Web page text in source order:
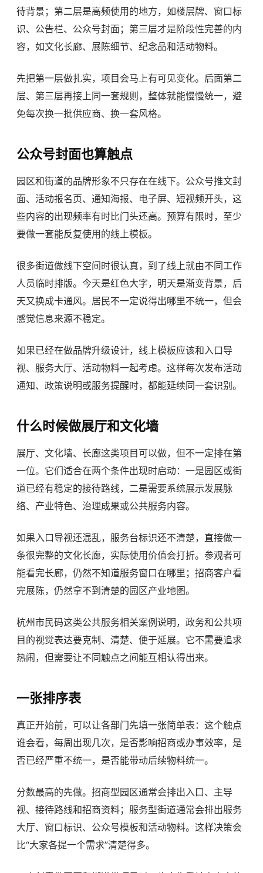
待背景；第二层是高频使用的地方，如楼层牌、窗口标
识、公告栏、公众号封面；第三层才是阶段性完善的内
容，如文化长廊、展陈细节、纪念品和活动物料。
先把第一层做扎实，项目会马上有可见变化。后面第二
层、第三层再接上同一套规则，整体就能慢慢统一，避
免每次换一批供应商、换一套风格。
公众号封面也算触点
园区和街道的品牌形象不只存在在线下。公众号推文封
面、活动报名页、通知海报、电子屏、短视频开头，这
些内容的出现频率有时比门头还高。预算有限时，至少
要做一套能反复使用的线上模板。
很多街道做线下空间时很认真，到了线上就由不同工作
人员临时排版。今天是红色大字，明天是渐变背景，后
天又换成卡通风。居民不一定说得出哪里不统一，但会
感觉信息来源不稳定。
如果已经在做品牌升级设计，线上模板应该和入口导
视、服务大厅、活动物料一起考虑。这样每次发布活动
通知、政策说明或服务提醒时，都能延续同一套识别。
什么时候做展厅和文化墙
展厅、文化墙、长廊这类项目可以做，但不一定排在第
一位。它们适合在两个条件出现时启动：一是园区或街
道已经有稳定的接待路线，二是需要系统展示发展脉
络、产业特色、治理成果或公共服务内容。
如果入口导视还混乱，服务台标识还不清楚，直接做一
条很完整的文化长廊，实际使用价值会打折。参观者可
能看完长廊，仍然不知道服务窗口在哪里；招商客户看
完展陈，仍然拿不到清楚的园区产业地图。
杭州市民码这类公共服务相关案例说明，政务和公共项
目的视觉表达要克制、清楚、便于延展。它不需要追求
热闹，但需要让不同触点之间能互相认得出来。
一张排序表
真正开始前，可以让各部门先填一张简单表：这个触点
谁会看，每周出现几次，是否影响招商或办事效率，是
否已经严重不统一，是否能带动后续物料统一。
分数最高的先做。招商型园区通常会排出入口、主导
视、接待路线和招商资料；服务型街道通常会排出服务
大厅、窗口标识、公众号模板和活动物料。这样决策会
比“大家各提一个需求”清楚得多。